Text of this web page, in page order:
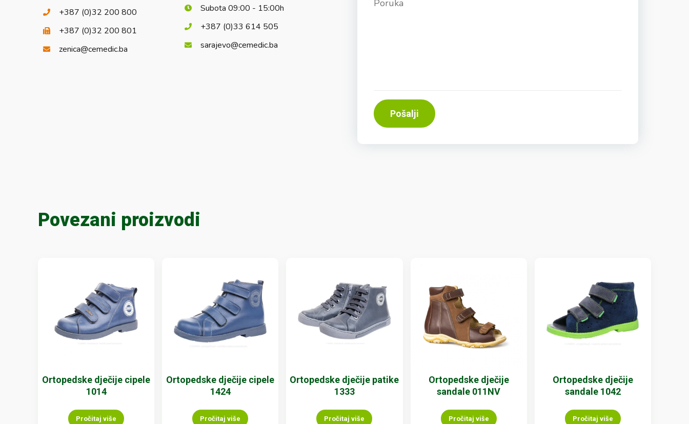
+387 (0)32 200 800
+387 (0)32 200 801
zenica@cemedic.ba
Subota 09:00 - 15:00h
+387 (0)33 614 505
sarajevo@cemedic.ba
Pošalji
Povezani proizvodi
Ortopedske dječije cipele
1014
Pročitaj više
Ortopedske dječije cipele
1424
Pročitaj više
Ortopedske dječije patike
1333
Pročitaj više
Ortopedske dječije
sandale 011NV
Pročitaj više
Ortopedske dječije
sandale 1042
Pročitaj više